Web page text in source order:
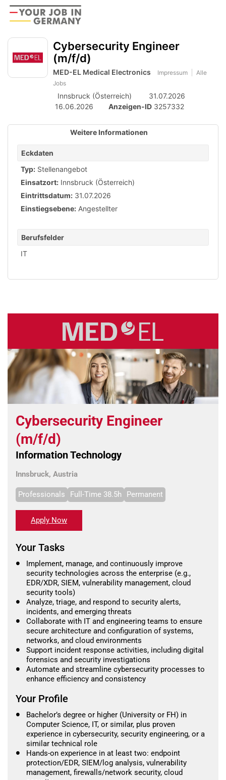
Accessibility
Modus
zur
Navigation
zum
von
Endgerät
aus
Cybersecurity Engineer
(m/f/d)
MED-EL Medical Electronics Impressum
Alle
Jobs
Innsbruck (Österreich)
31.07.2026
16.06.2026
Anzeigen-ID 3257332
Weitere Informationen
Eckdaten
Typ: Stellenangebot
Einsatzort: Innsbruck (Österreich)
Eintrittsdatum: 31.07.2026
Einstiegsebene: Angestellter
Berufsfelder
IT